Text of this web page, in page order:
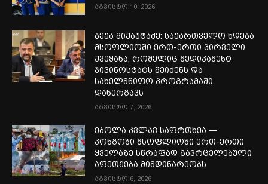
აგვისტო 10, 2026
ბექა მიქაუტაძე: საქართველო ხდება
მსოფლიოში ერთ-ერთი პირველი
ქვეყანა, რომელიც მედიკამენტ
ჯივინოსტატს შეიძენს და
სახელმწიფო პროგრამაში
დანერგავს
აგვისტო 7, 2026
ებოლა კვლავ საფრთხეა —
კონგოში მსოფლიოში ერთ-ერთი
ყველაზე სწრაფად გავრცელებული
აფეთქება მიმდინარეობს
აგვისტო 6, 2026